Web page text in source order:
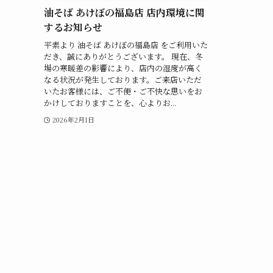
油そば あけぼの福島店 店内環境に関
するお知らせ
平素より 油そば あけぼの福島店 をご利用いた
だき、誠にありがとうございます。 現在、冬
場の寒暖差の影響により、店内の湿度が高く
なる状況が発生しております。ご来店いただ
いたお客様には、ご不便・ご不快な思いをお
かけしておりますことを、心よりお...
2026年2月1日